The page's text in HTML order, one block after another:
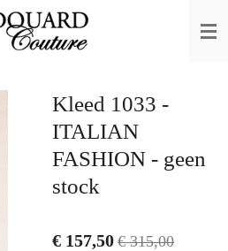
Kleed 1033 -
ITALIAN
FASHION - geen
stock
€ 157,50 € 315,00